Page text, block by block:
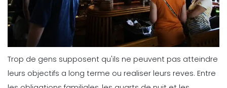
Trop de gens supposent qu'ils ne peuvent pas atteindre
leurs objectifs a long terme ou realiser leurs reves. Entre